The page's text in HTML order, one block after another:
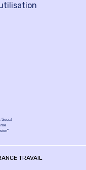
Social
TRAVAIL